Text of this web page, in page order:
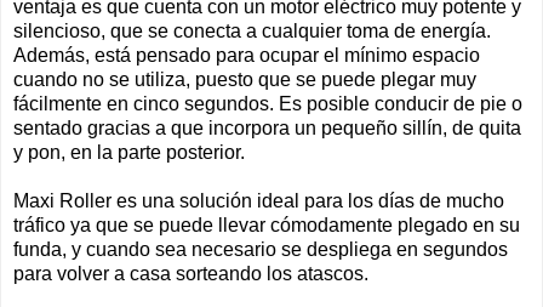
ventaja es que cuenta con un motor eléctrico muy potente y
silencioso, que se conecta a cualquier toma de energía.
Además, está pensado para ocupar el mínimo espacio
cuando no se utiliza, puesto que se puede plegar muy
fácilmente en cinco segundos. Es posible conducir de pie o
sentado gracias a que incorpora un pequeño sillín, de quita
y pon, en la parte posterior.
Maxi Roller es una solución ideal para los días de mucho
tráfico ya que se puede llevar cómodamente plegado en su
funda, y cuando sea necesario se despliega en segundos
para volver a casa sorteando los atascos.